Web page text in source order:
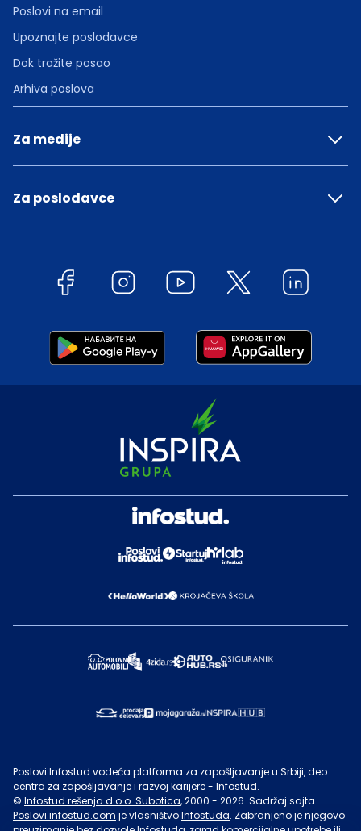
Poslovi na email
Upoznajte poslodavce
Dok tražite posao
Arhiva poslova
Za medije
Za poslodavce
Poslovi Infostud vodeća platforma za zapošljavanje u Srbiji, deo
centra za zapošljavanje i razvoj karijere - Infostud.
© Infostud rešenja d.o.o. Subotica, 2000 - 2026. Sadržaj sajta
Poslovi.infostud.com je vlasništvoInfostuda. Zabranjeno je njegovo